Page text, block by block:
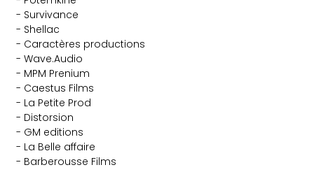
- Survivance
- Shellac
- Caractères productions
- Wave.Audio
- MPM Prenium
- Caestus Films
- La Petite Prod
- Distorsion
- GM editions
- La Belle affaire
- Barberousse Films